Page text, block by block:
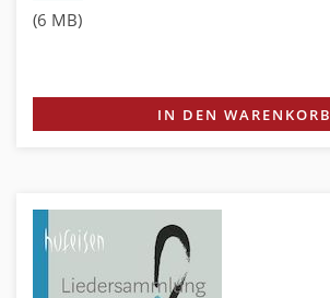
(6 MB)
IN DEN WARENKORB